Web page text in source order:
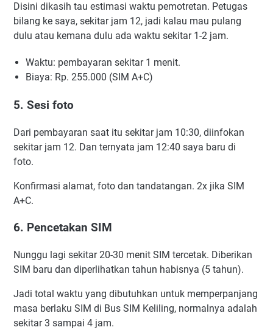
Disini dikasih tau estimasi waktu pemotretan. Petugas
bilang ke saya, sekitar jam 12, jadi kalau mau pulang
dulu atau kemana dulu ada waktu sekitar 1-2 jam.
Waktu: pembayaran sekitar 1 menit.
Biaya: Rp. 255.000 (SIM A+C)
5. Sesi foto
Dari pembayaran saat itu sekitar jam 10:30, diinfokan
sekitar jam 12. Dan ternyata jam 12:40 saya baru di
foto.
Konfirmasi alamat, foto dan tandatangan. 2x jika SIM
A+C.
6. Pencetakan SIM
Nunggu lagi sekitar 20-30 menit SIM tercetak. Diberikan
SIM baru dan diperlihatkan tahun habisnya (5 tahun).
Jadi total waktu yang dibutuhkan untuk memperpanjang
masa berlaku SIM di Bus SIM Keliling, normalnya adalah
sekitar 3 sampai 4 jam.